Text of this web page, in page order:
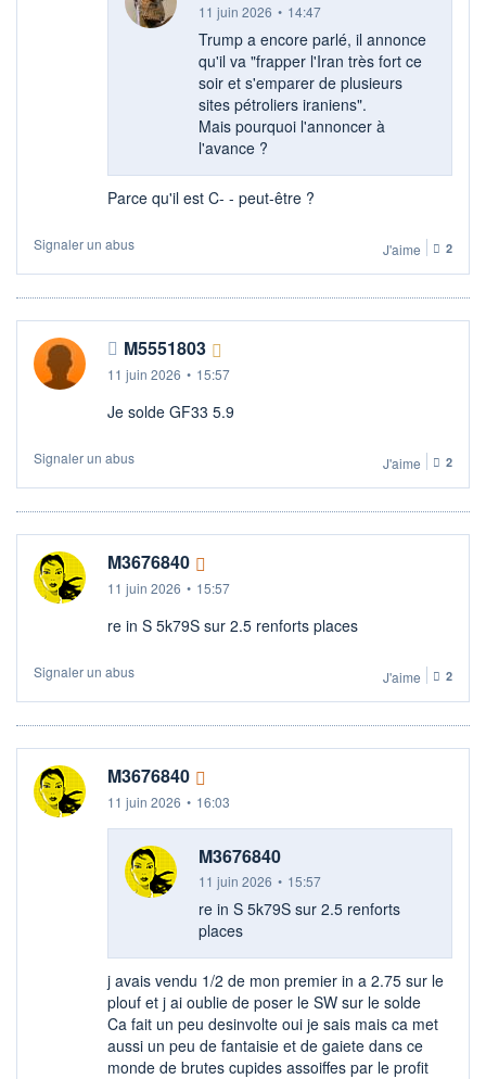
11 juin 2026 • 14:47
Trump a encore parlé, il annonce
qu'il va "frapper l'Iran très fort ce
soir et s'emparer de plusieurs
sites pétroliers iraniens".
Mais pourquoi l'annoncer à
l'avance ?
Parce qu'il est C- - peut-être ?
Signaler un abus J'aime 2
M5551803
11 juin 2026 • 15:57
Je solde GF33 5.9
Signaler un abus J'aime 2
M3676840
11 juin 2026 • 15:57
re in S 5k79S sur 2.5 renforts places
Signaler un abus J'aime 2
M3676840
11 juin 2026 • 16:03
M3676840
11 juin 2026 • 15:57
re in S 5k79S sur 2.5 renforts
places
j avais vendu 1/2 de mon premier in a 2.75 sur le
plouf et j ai oublie de poser le SW sur le solde
Ca fait un peu desinvolte oui je sais mais ca met
aussi un peu de fantaisie et de gaiete dans ce
monde de brutes cupides assoiffes par le profit